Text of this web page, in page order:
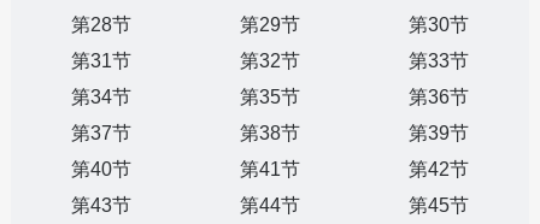
第28节
第29节
第30节
第31节
第32节
第33节
第34节
第35节
第36节
第37节
第38节
第39节
第40节
第41节
第42节
第43节
第44节
第45节